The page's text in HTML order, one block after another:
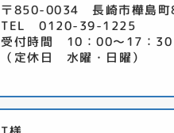
〒850-0034 長崎市樺島
TEL 0120-39-1225
受付時間 10：00～17：30
（定休日 水曜・日曜）